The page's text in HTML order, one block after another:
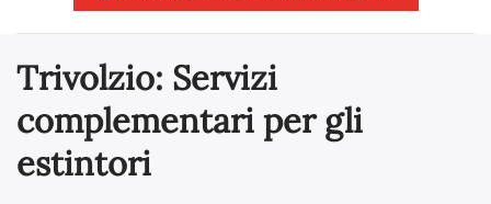
Trivolzio: Servizi
complementari per gli
estintori